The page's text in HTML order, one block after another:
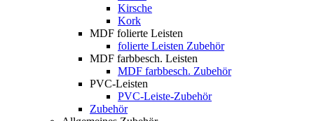
Kirsche
Kork
MDF folierte Leisten
folierte Leisten Zubehör
MDF farbbesch. Leisten
MDF farbbesch. Zubehör
PVC-Leisten
PVC-Leiste-Zubehör
Zubehör